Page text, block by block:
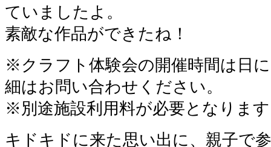
ていましたよ。
素敵な作品ができたね！
※クラフト体験会の開催時間は日
細はお問い合わせください。
※別途施設利用料が必要となりま
キドキドに来た思い出に、親子で